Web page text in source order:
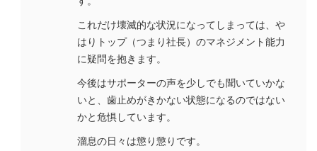
これだけ壊滅的な状況になってしまっては、や
はりトップ（つまり社長）のマネジメント能力
に疑問を抱きます。
今後はサポーターの声を少しでも聞いていかな
いと、歯止めがきかない状態になるのではない
かと危惧しています。
溜息の日々は懲り懲りです。